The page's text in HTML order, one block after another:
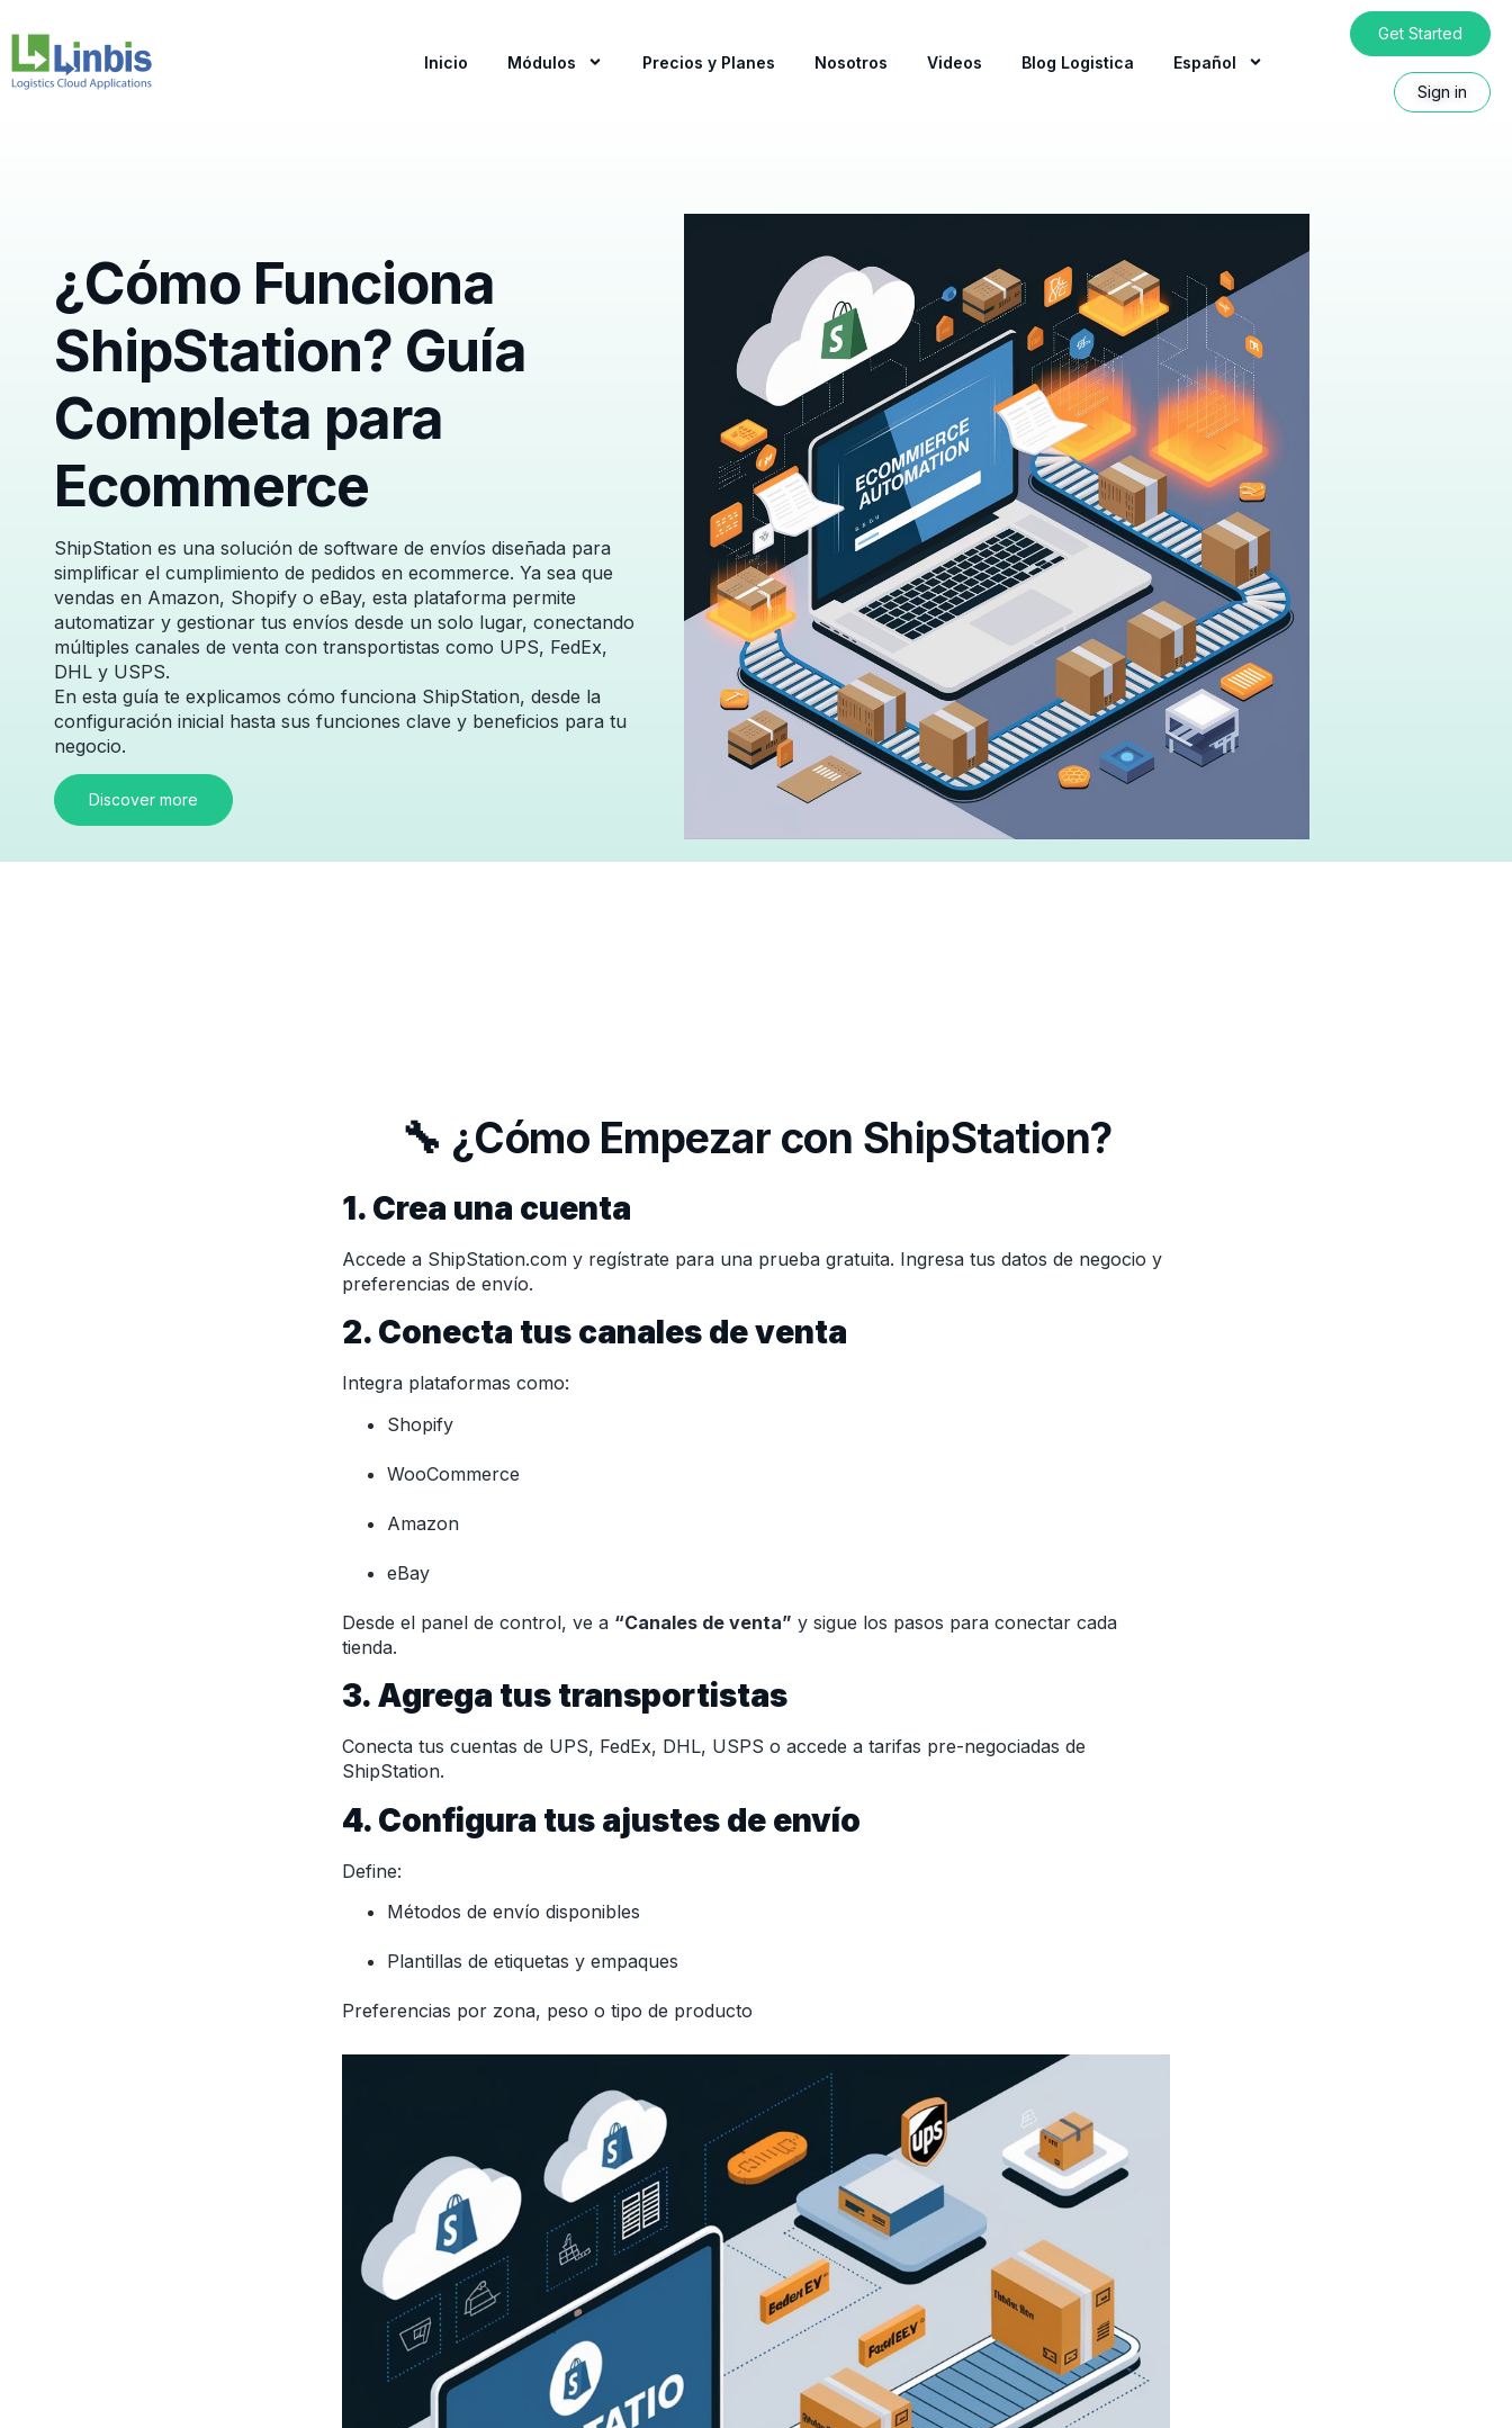
Inicio Módulos Precios y Planes Nosotros Videos Blog Logistica Español
Get Started
Sign in
¿Cómo Funciona
ShipStation? Guía
Completa para
Ecommerce
ShipStation es una solución de software de envíos diseñada para
simplificar el cumplimiento de pedidos en ecommerce. Ya sea que
vendas en Amazon, Shopify o eBay, esta plataforma permite
automatizar y gestionar tus envíos desde un solo lugar, conectando
múltiples canales de venta con transportistas como UPS, FedEx,
DHL y USPS.
En esta guía te explicamos cómo funciona ShipStation, desde la
configuración inicial hasta sus funciones clave y beneficios para tu
negocio.
Discover more
🔧 ¿Cómo Empezar con ShipStation?
1. Crea una cuenta
Accede a ShipStation.com y regístrate para una prueba gratuita. Ingresa tus datos de negocio y
preferencias de envío.
2. Conecta tus canales de venta
Integra plataformas como:
Shopify
WooCommerce
Amazon
eBay
Desde el panel de control, ve a “Canales de venta” y sigue los pasos para conectar cada
tienda.
3. Agrega tus transportistas
Conecta tus cuentas de UPS, FedEx, DHL, USPS o accede a tarifas pre-negociadas de
ShipStation.
4. Configura tus ajustes de envío
Define:
Métodos de envío disponibles
Plantillas de etiquetas y empaques
Preferencias por zona, peso o tipo de producto